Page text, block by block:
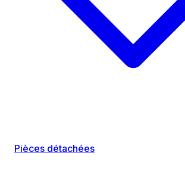
Pièces détachées